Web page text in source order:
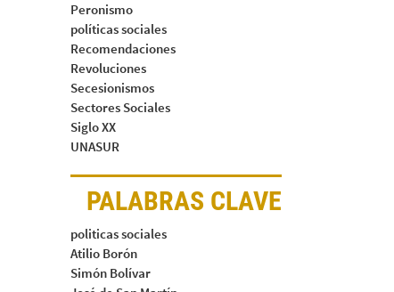
Peronismo
políticas sociales
Recomendaciones
Revoluciones
Secesionismos
Sectores Sociales
Siglo XX
UNASUR
PALABRAS CLAVE
politicas sociales
Atilio Borón
Simón Bolívar